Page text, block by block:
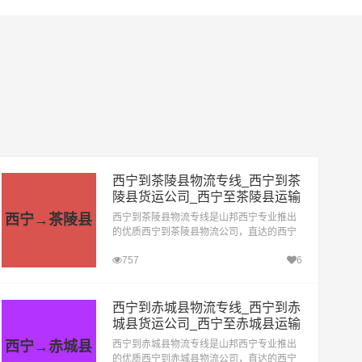
西宁→茶陵县
西宁到茶陵县物流专线_西宁到茶
陵县货运公司_西宁至茶陵县运输
专线哪家好
西宁到茶陵县物流专线是山邦西宁专业推出
的优质西宁到茶陵县物流公司，直达的西宁
西宁到茶陵县货运公司已成为山邦西宁的优
757 6
西宁→赤城县
西宁到赤城县物流专线_西宁到赤
城县货运公司_西宁至赤城县运输
专线哪家好
西宁到赤城县物流专线是山邦西宁专业推出
的优质西宁到赤城县物流公司，直达的西宁